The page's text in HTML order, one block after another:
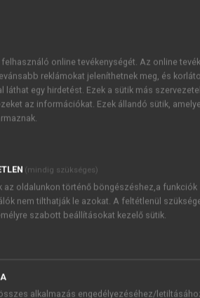
JELSZÓ
Kérek értesítést a MeRSZ
Kérek értesítést az
online tevékenységét. Az online
reklámokat jeleníthetnek meg, és
láthat egy hirdetést. Ezek a sütik más
az információkat. Ezek állandó sütik,
(mindig szükséges)
az oldalunkon történő böngészéshez,a funkciók
nem tilthatják le azokat. A feltétlenül
szabott beállításokat kezelő sütik.
alkalmazás engedélyezéséhez/